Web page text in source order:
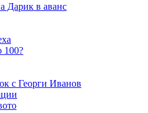
Дарик в аванс
100?
с Георги Иванов